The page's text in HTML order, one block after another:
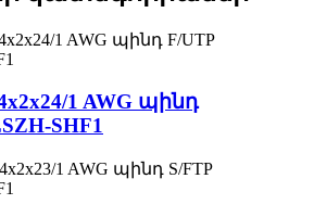
1 AWG պինդ
SHF1